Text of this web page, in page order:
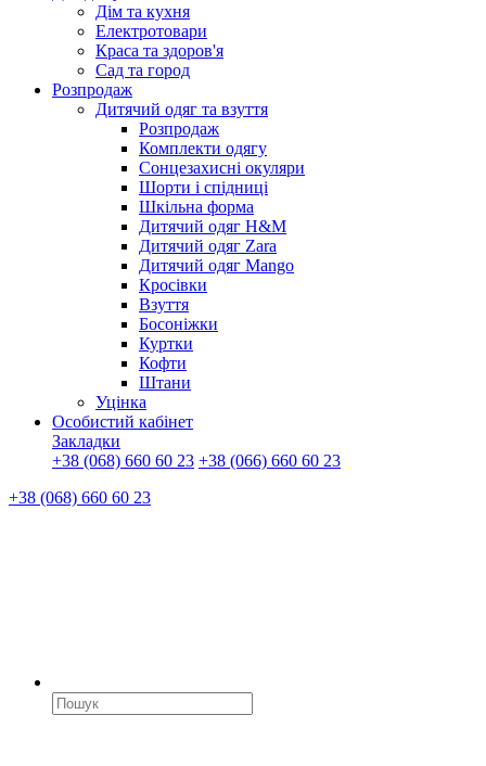
Дім та кухня
Електротовари
Краса та здоров'я
Сад та город
Розпродаж
Дитячий одяг та взуття
Розпродаж
Комплекти одягу
Сонцезахисні окуляри
Шорти і спідниці
Шкільна форма
Дитячий одяг H&M
Дитячий одяг Zara
Дитячий одяг Mango
Кросівки
Взуття
Босоніжки
Куртки
Кофти
Штани
Уцінка
Особистий кабінет
Закладки
+38 (068) 660 60 23 +38 (066) 660 60 23
+38 (068) 660 60 23